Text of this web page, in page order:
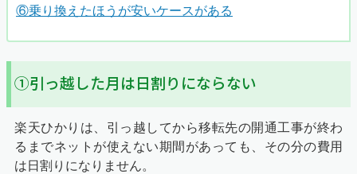
⑥乗り換えたほうが安いケースがある
①引っ越した月は日割りにならない
楽天ひかりは、引っ越してから移転先の開通工事が終わ
るまでネットが使えない期間があっても、その分の費用
は日割りになりません。